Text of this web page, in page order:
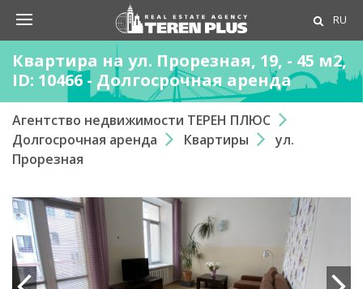
RU
Квартира на ул. Прорезная, 19, - 45 м2,
ID: 10466 - Долгосрочная аренда
Агентство недвижимости ТЕРЕН ПЛЮС
Долгосрочная аренда
Квартиры
ул.
Прорезная